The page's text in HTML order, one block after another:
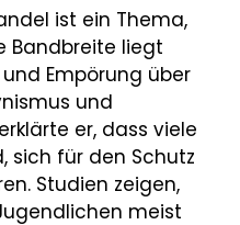
ist ein Thema,
Bandbreite liegt
Empörung über
und
er, dass viele
sich für den Schutz
Studien zeigen,
meist